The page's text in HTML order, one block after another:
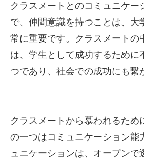
クラスメートとのコミュニケー
で、仲間意識を持つことは、大
常に重要です。クラスメートの
は、学生として成功するために
つであり、社会での成功にも繋
クラスメートから慕われるため
の一つはコミュニケーション能
ュニケーションは、オープンで